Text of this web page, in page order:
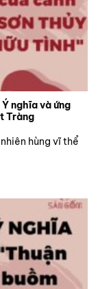
nghĩa và ứng
Tràng
hùng vĩ thể